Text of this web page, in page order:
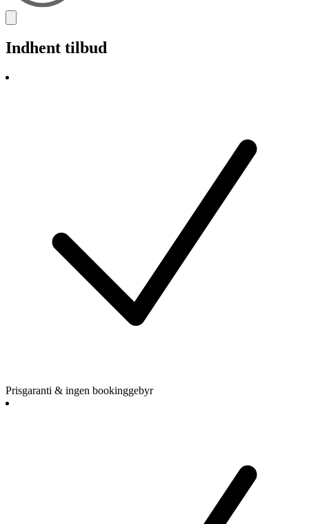
Indhent tilbud
Prisgaranti & ingen bookinggebyr